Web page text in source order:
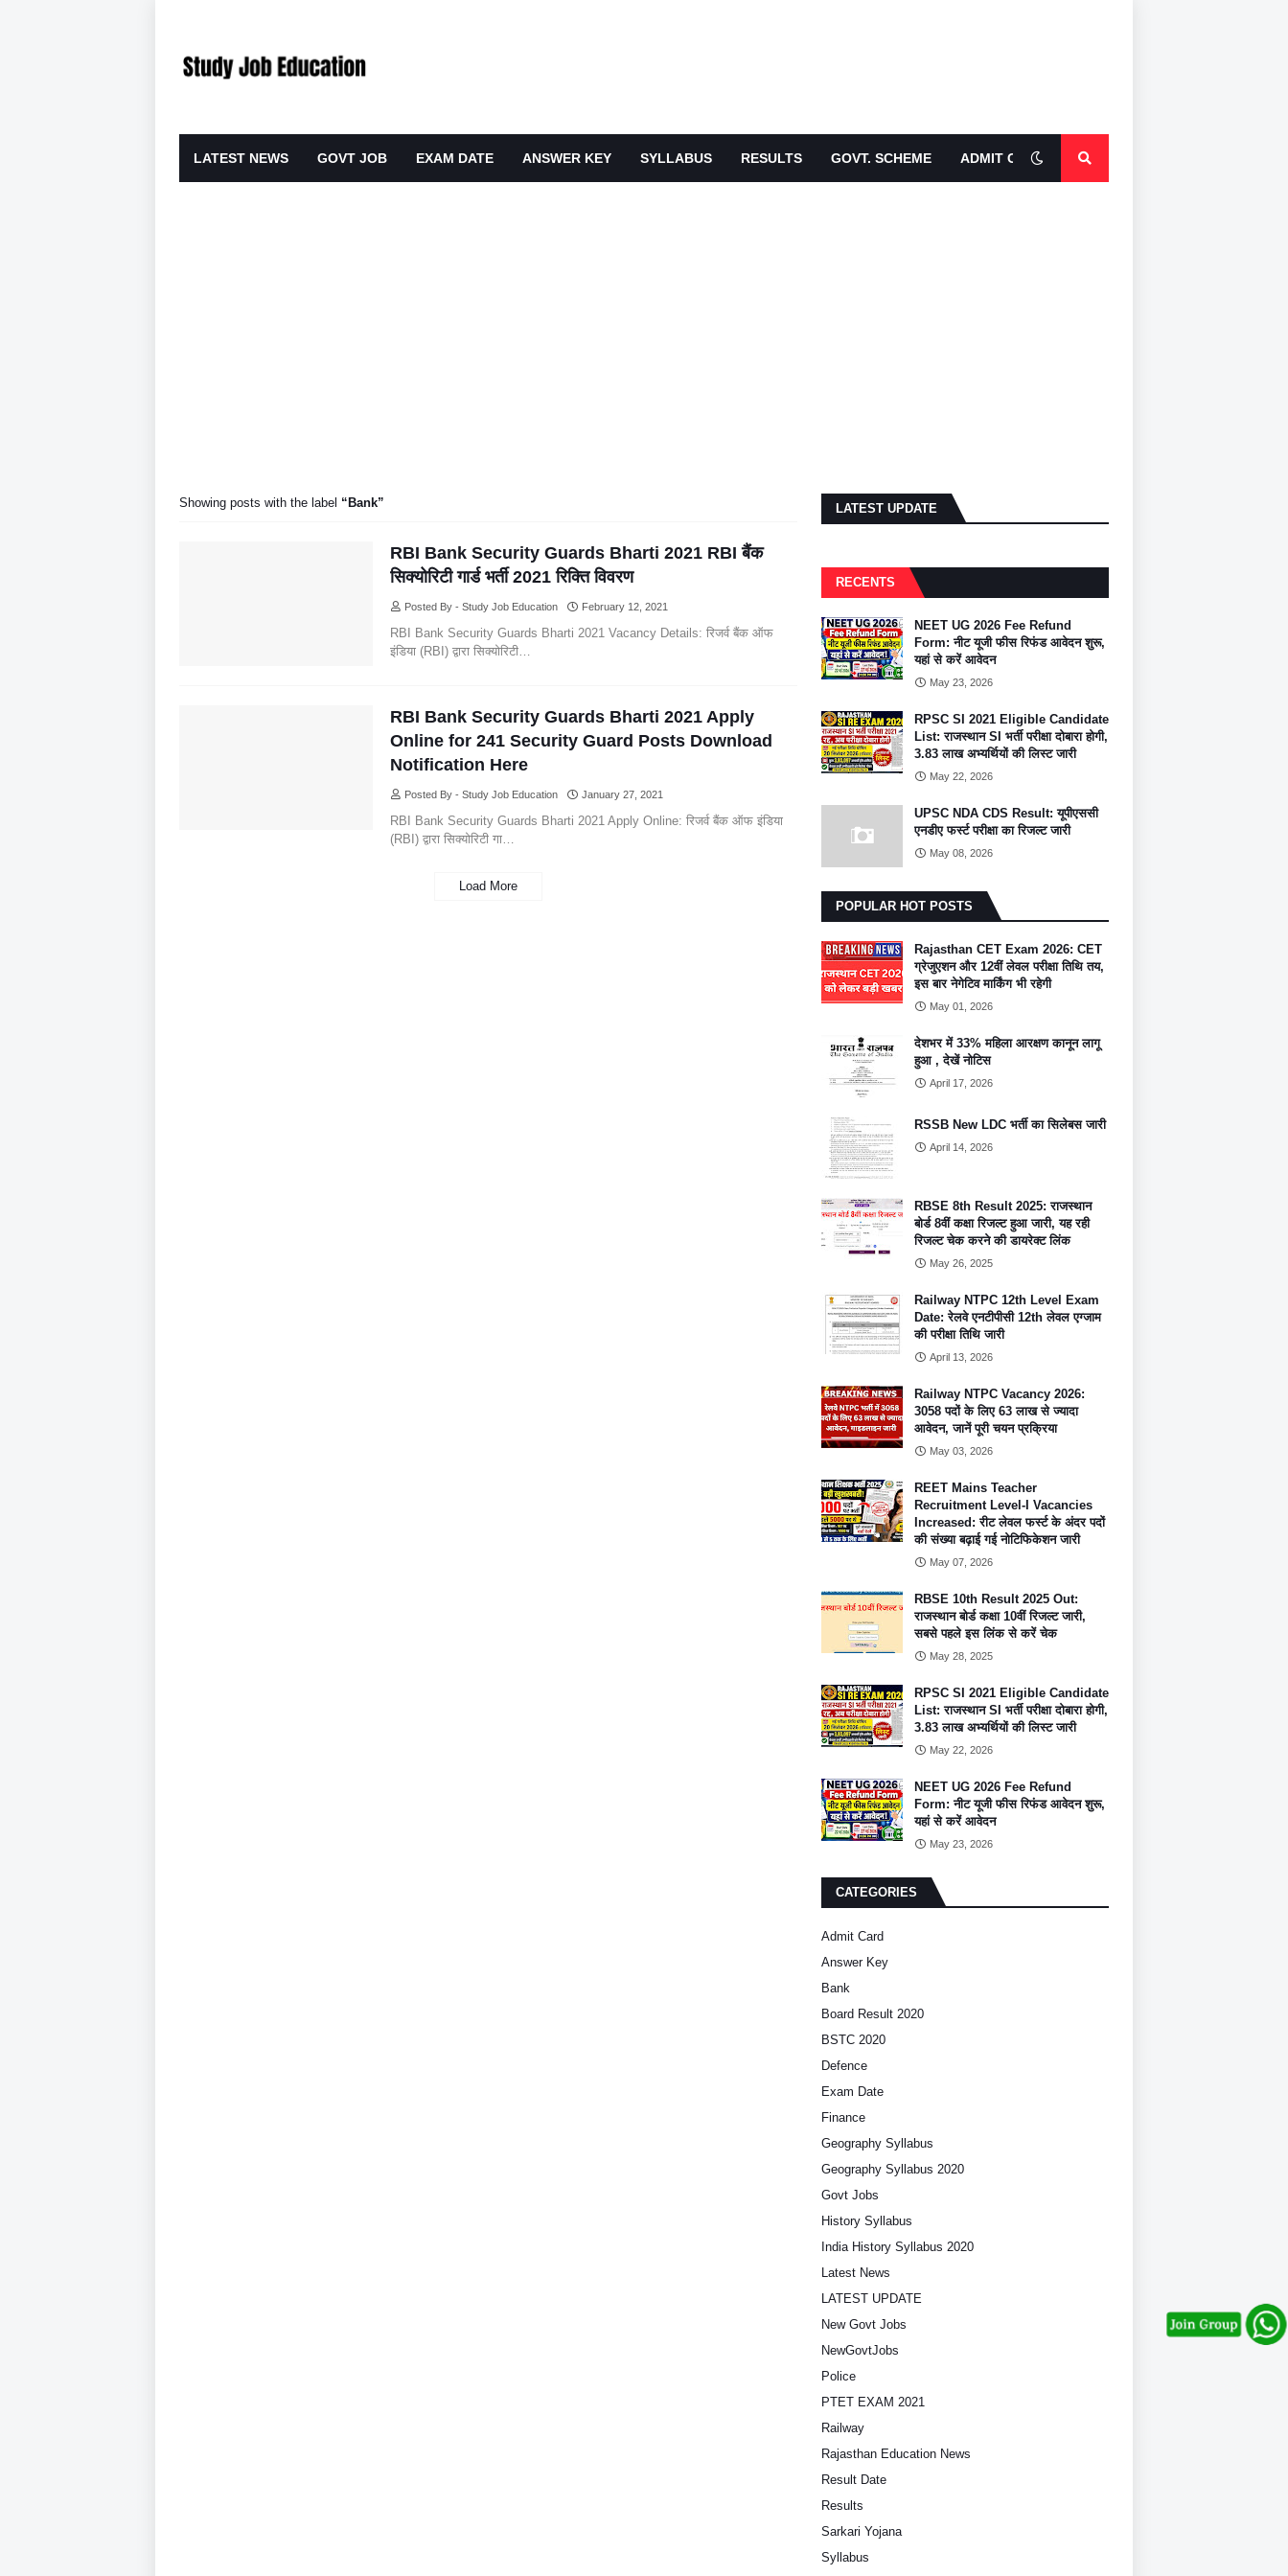
LATEST NEWS GOVT JOB EXAM DATE ANSWER KEY SYLLABUS RESULTS GOVT. SCHEME ADMIT CARDS
Showing posts with the label Bank
RBI Bank Security Guards Bharti 2021 RBI बैंक
सिक्योरिटी गार्ड भर्ती 2021 रिक्ति विवरण
Posted By - Study Job Education February 12, 2021
RBI Bank Security Guards Bharti 2021 Vacancy Details: रिजर्व बैंक ऑफ
इंडिया (RBI) द्वारा सिक्योरिटी…
RBI Bank Security Guards Bharti 2021 Apply
Online for 241 Security Guard Posts Download
Notification Here
Posted By - Study Job Education January 27, 2021
RBI Bank Security Guards Bharti 2021 Apply Online: रिजर्व बैंक ऑफ इंडिया
(RBI) द्वारा सिक्योरिटी गा…
Load More
LATEST UPDATE
RECENTS
NEET UG 2026 Fee Refund
Form: नीट यूजी फीस रिफंड आवेदन शुरू,
यहां से करें आवेदन
May 23, 2026
RPSC SI 2021 Eligible Candidate
List: राजस्थान SI भर्ती परीक्षा दोबारा होगी,
3.83 लाख अभ्यर्थियों की लिस्ट जारी
May 22, 2026
UPSC NDA CDS Result: यूपीएससी
एनडीए फर्स्ट परीक्षा का रिजल्ट जारी
May 08, 2026
POPULAR HOT POSTS
Rajasthan CET Exam 2026: CET
ग्रेजुएशन और 12वीं लेवल परीक्षा तिथि तय,
इस बार नेगेटिव मार्किंग भी रहेगी
May 01, 2026
देशभर में 33% महिला आरक्षण कानून लागू
हुआ , देखें नोटिस
April 17, 2026
RSSB New LDC भर्ती का सिलेबस जारी
April 14, 2026
RBSE 8th Result 2025: राजस्थान
बोर्ड 8वीं कक्षा रिजल्ट हुआ जारी, यह रही
रिजल्ट चेक करने की डायरेक्ट लिंक
May 26, 2025
Railway NTPC 12th Level Exam
Date: रेलवे एनटीपीसी 12th लेवल एग्जाम
की परीक्षा तिथि जारी
April 13, 2026
Railway NTPC Vacancy 2026:
3058 पदों के लिए 63 लाख से ज्यादा
आवेदन, जानें पूरी चयन प्रक्रिया
May 03, 2026
REET Mains Teacher
Recruitment Level-I Vacancies
Increased: रीट लेवल फर्स्ट के अंदर पदों
की संख्या बढ़ाई गई नोटिफिकेशन जारी
May 07, 2026
RBSE 10th Result 2025 Out:
राजस्थान बोर्ड कक्षा 10वीं रिजल्ट जारी,
सबसे पहले इस लिंक से करें चेक
May 28, 2025
RPSC SI 2021 Eligible Candidate
List: राजस्थान SI भर्ती परीक्षा दोबारा होगी,
3.83 लाख अभ्यर्थियों की लिस्ट जारी
May 22, 2026
NEET UG 2026 Fee Refund
Form: नीट यूजी फीस रिफंड आवेदन शुरू,
यहां से करें आवेदन
May 23, 2026
CATEGORIES
Admit Card
Answer Key
Bank
Board Result 2020
BSTC 2020
Defence
Exam Date
Finance
Geography Syllabus
Geography Syllabus 2020
Govt Jobs
History Syllabus
India History Syllabus 2020
Latest News
LATEST UPDATE
New Govt Jobs
NewGovtJobs
Police
PTET EXAM 2021
Railway
Rajasthan Education News
Result Date
Results
Sarkari Yojana
Syllabus